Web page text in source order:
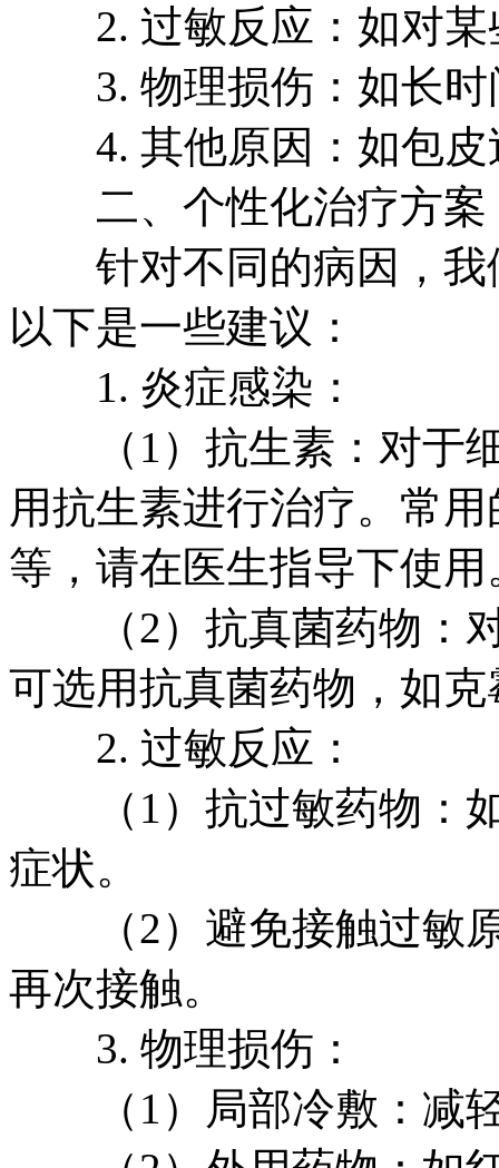
2. 过敏反应：如对某
3. 物理损伤：如长时
4. 其他原因：如包皮
二、个性化治疗方案
针对不同的病因，我
以下是一些建议：
1. 炎症感染：
（1）抗生素：对于细
用抗生素进行治疗。常
等，请在医生指导下使用
（2）抗真菌药物：对
可选用抗真菌药物，如
2. 过敏反应：
（1）抗过敏药物：如
症状。
（2）避免接触过敏原
再次接触。
3. 物理损伤：
（1）局部冷敷：减